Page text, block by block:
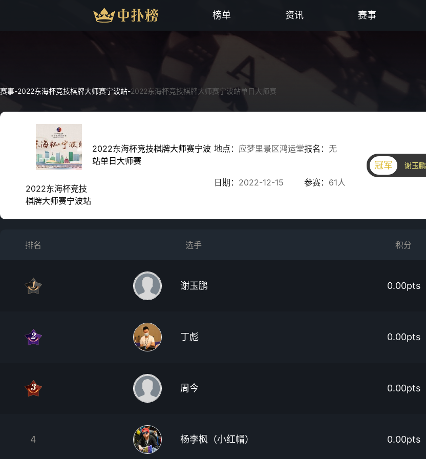
榜单 资讯 赛事
赛事-2022东海杯竞技棋牌大师赛宁波站-2022东海杯竞技棋牌大师赛宁波站单日大师赛
2022东海杯竞技
棋牌大师赛宁波站
2022东海杯竞技棋牌大师赛宁波
站单日大师赛
地点： 应梦里景区鸿运堂
日期： 2022-12-15
报名： 无
参赛： 61人
冠军 谢玉鹏
排名 选手 积分
谢玉鹏 0.00pts
丁彪 0.00pts
周今 0.00pts
4 杨李枫（小红帽） 0.00pts